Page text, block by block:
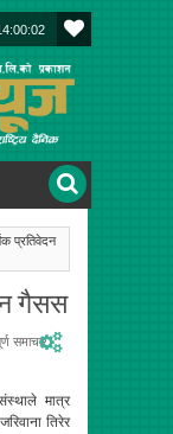
प्रतिवेदन
गैसस
समाचार
मात्र
तिरेर